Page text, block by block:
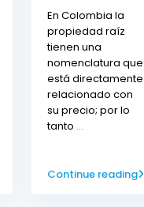
En Colombia la
propiedad raíz
tienen una
nomenclatura que
está directamente
relacionado con
su precio; por lo
tanto ...
Continue reading